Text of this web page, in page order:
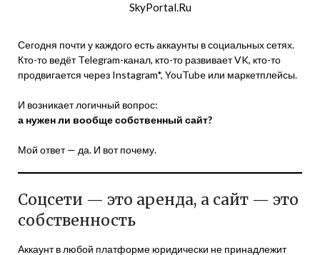
SkyPortal.Ru
Сегодня почти у каждого есть аккаунты в социальных сетях.
Кто-то ведёт Telegram-канал, кто-то развивает VK, кто-то
продвигается через Instagram*, YouTube или маркетплейсы.
И возникает логичный вопрос:
а нужен ли вообще собственный сайт?
Мой ответ — да. И вот почему.
Соцсети — это аренда, а сайт — это
собственность
Аккаунт в любой платформе юридически не принадлежит